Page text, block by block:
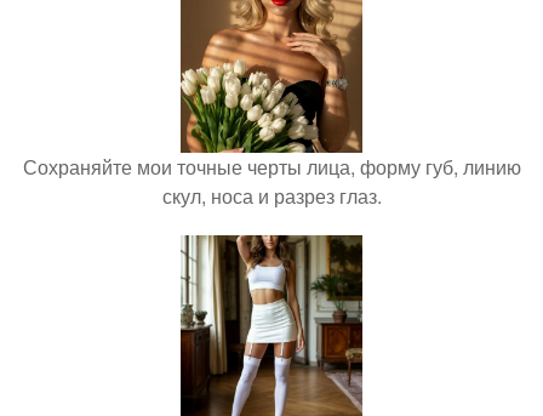
Сохраняйте мои точные черты лица, форму губ, линию
скул, носа и разрез глаз.